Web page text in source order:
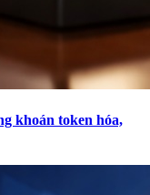
khoán token hóa,